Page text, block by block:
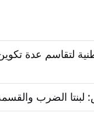
لتقاسم عدة
لبنتا الضرب